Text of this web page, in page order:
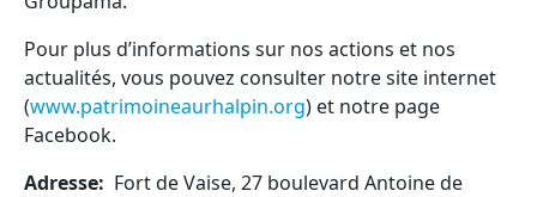
Pour plus d’informations sur nos actions et nos
actualités, vous pouvez consulter notre site internet
(www.patrimoineaurhalpin.org) et notre page
Facebook.
Adresse
Fort de Vaise, 27 boulevard Antoine de